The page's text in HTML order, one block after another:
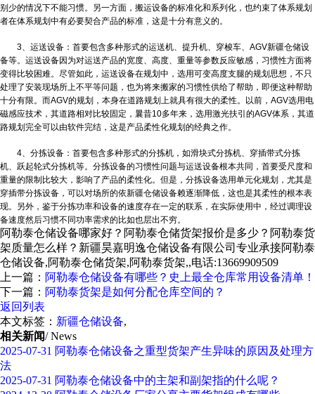
别少的情况下不能习惯。另一方面，搬运设备的标准化和系列化，也约束了体系规划
者在体系规划中有必要契合产品的标准，这是十分有意义的。
3、运送设备：首要包含多种形式的运送机、提升机、穿梭车、AGV新疆仓储设
备等。运送设备因为对运送产品的宽度、高度、重量等参数反应敏感，习惯性方面将
变得比较困难。尽管如此，运送设备在规划中，选用可变高度支腿的规划思想，不只
处理了安装现场所上不平等问题，也为将来搬家的习惯性供给了帮助，即便这种帮助
十分有限。而AGV的规划，本身在道路规划上就具有很大的柔性。以前，AGV选用电
磁感应技术，其道路相对比较固定，曩昔10多年来，选用激光扶引的AGV体系，其道
路规划完全可以由软件完结，这是产品柔性化规划的经典之作。
4、分拣设备：首要包含多种形式的分拣机，如滑块式分拣机、穿插带式分拣
机、跃起轮式分拣机等。分拣设备的习惯性问题与运送设备根本共同，首要受尺度和
重量的限制比较大，影响了产品的柔性化。但是，分拣设备选用单元化规划，尤其是
穿插带分拣设备，可以对场所的依新疆仓储设备赖逐渐降低，这也是其柔性的根本表
现。另外，鉴于分拣功率和设备的速度存在一定的联系，在实际使用中，经过调理设
备速度然后习惯不同功率需求的比如也层出不穷。
阿勒泰仓储设备哪家好？阿勒泰仓储货架报价是多少？阿勒泰货
架质量怎么样？新疆昊嘉明逸仓储设备有限公司专业承接阿勒泰
仓储设备,阿勒泰仓储货架,阿勒泰货架,,电话:13669909509
上一篇： 阿勒泰仓储设备有哪些？史上最全仓库常用设备清单！
下一篇： 阿勒泰货架是如何分配仓库空间的？
返回列表
本文标签： 新疆仓储设备,
相关新闻/ News
2025-07-31 阿勒泰仓储设备之重型货架产生异味的原因及处理方
法
2025-07-31 阿勒泰仓储设备中的主架和副架指的什么呢？